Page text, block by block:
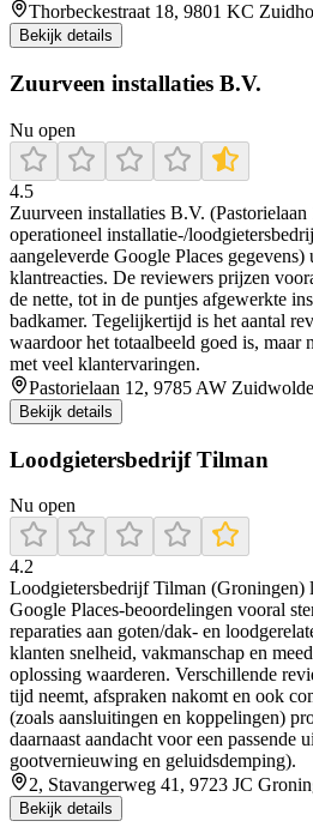
Thorbeckestraat 18, 9801 KC
Bekijk details
Zuurveen installaties B.V.
Nu open
4.5
Zuurveen installaties B.V.
operationeel installatie-/
aangeleverde Google Places
klantreacties. De reviewers prijzen
de nette, tot in de puntjes afgewerkte
badkamer. Tegelijkertijd is het aantal
waardoor het totaalbeeld goed is, maar
met veel klantervaringen.
Pastorielaan 12, 9785 AW
Bekijk details
Loodgietersbedrijf Tilman
Nu open
4.2
Loodgietersbedrijf Tilman (Groningen)
Google Places-beoordelingen vooral
reparaties aan goten/dak- en
klanten snelheid, vakmanschap en
oplossing waarderen. Verschillende
tijd neemt, afspraken nakomt en ook
(zoals aansluitingen en koppelingen)
daarnaast aandacht voor een passende
gootvernieuwing en geluidsdemping).
2, Stavangerweg 41, 9723 JC
Bekijk details